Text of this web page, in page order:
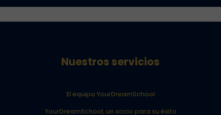
Nuestros servicios
El equipo YourDreamSchool
YourDreamSchool, un socio para su éxito